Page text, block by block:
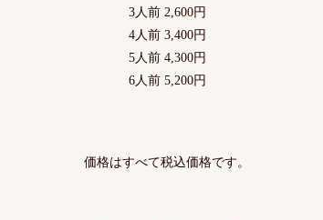
3人前 2,600円
4人前 3,400円
5人前 4,300円
6人前 5,200円
価格はすべて税込価格です。